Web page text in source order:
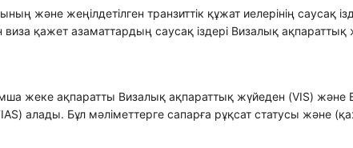
және жеңілдетілген транзиттік құжат иелерінің саусақ
қажет азаматтардың саусақ іздері Визалық ақпараттық
жеке ақпаратты Визалық ақпараттық жүйеден (VIS) және
алады. Бұл мәліметтерге сапарға рұқсат статусы және